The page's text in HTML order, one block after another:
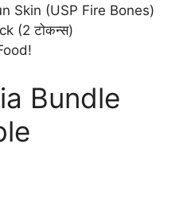
Skin (USP Fire Bones)
(2 टोकन्स)
Bundle